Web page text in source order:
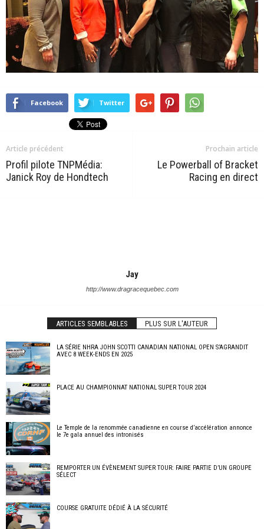
Facebook Twitter
Article précédent
Profil pilote TNPMédia:
Janick Roy de Hondtech
Prochain article
Le Powerball of Bracket
Racing en direct
Jay
http://www.dragracequebec.com
ARTICLES SEMBLABLES PLUS SUR L'AUTEUR
LA SÉRIE NHRA JOHN SCOTTI CANADIAN NATIONAL OPEN S’AGRANDIT
AVEC 8 WEEK-ENDS EN 2025
PLACE AU CHAMPIONNAT NATIONAL SUPER TOUR 2024
Le Temple de la renommée canadienne en course d’accélération annonce
le 7e gala annuel des intronisés
REMPORTER UN ÉVÈNEMENT SUPER TOUR: FAIRE PARTIE D’UN GROUPE
SÉLECT
COURSE GRATUITE DÉDIÉ À LA SÉCURITÉ